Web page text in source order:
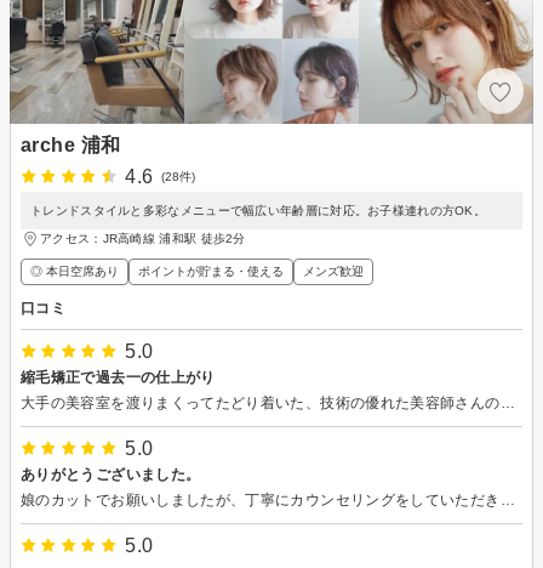
arche 浦和
4.6
(28件)
トレンドスタイルと多彩なメニューで幅広い年齢層に対応。お子様連れの方OK。
アクセス：JR高崎線 浦和駅 徒歩2分
◎ 本日空席あり ポイントが貯まる・使える メンズ歓迎
口コミ
5.0
縮毛矯正で過去一の仕上がり
5.0
ありがとうございました。
5.0